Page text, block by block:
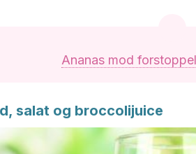
Ananas mod
salat og broccolijuice